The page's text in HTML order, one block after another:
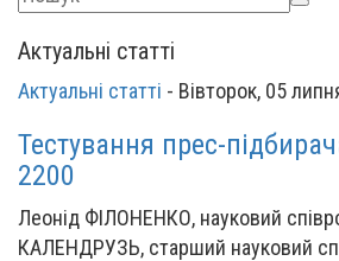
Актуальні статті
Актуальні статті - Вівторок, 05
Тестування прес-
2200
Леонід ФІЛОНЕНКО, науковий
КАЛЕНДРУЗЬ, старший науковий